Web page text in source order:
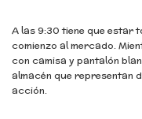
A las 9:30 tiene que
comienzo al mercado.
con camisa y pantalón
almacén que representan
acción.